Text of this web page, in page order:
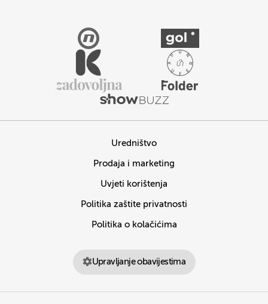
Uredništvo
Prodaja i marketing
Uvjeti korištenja
Politika zaštite privatnosti
Politika o kolačićima
Upravljanje obavijestima